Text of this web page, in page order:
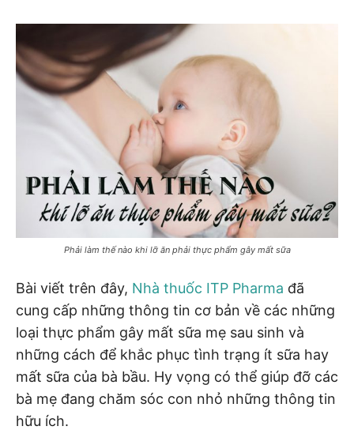
Phải làm thế nào khi lỡ ăn phải thực phẩm gây mất sữa
Bài viết trên đây, Nhà thuốc ITP Pharma đã
cung cấp những thông tin cơ bản về các những
loại thực phẩm gây mất sữa mẹ sau sinh và
những cách để khắc phục tình trạng ít sữa hay
mất sữa của bà bầu. Hy vọng có thể giúp đỡ các
bà mẹ đang chăm sóc con nhỏ những thông tin
hữu ích.